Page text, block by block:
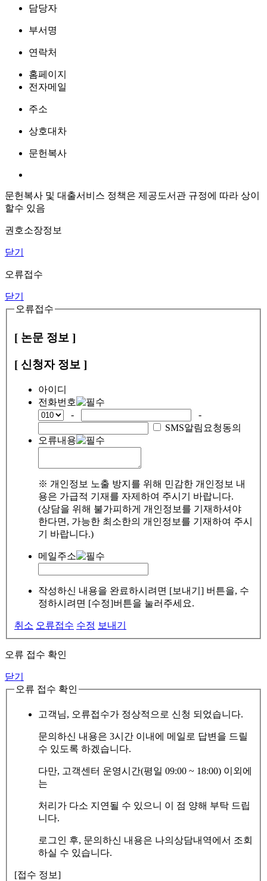
담당자
부서명
연락처
홈페이지
전자메일
주소
상호대차
문헌복사
문헌복사 및 대출서비스 정책은 제공도서관 규정에 따라 상이
할수 있음
권호소장정보
닫기
오류접수
닫기
오류접수
[ 논문 정보 ]
[ 신청자 정보 ]
아이디
전화번호
-
-
SMS알림요청동의
오류내용
※ 개인정보 노출 방지를 위해 민감한 개인정보 내
용은 가급적 기재를 자제하여 주시기 바랍니다.
(상담을 위해 불가피하게 개인정보를 기재하셔야
한다면, 가능한 최소한의 개인정보를 기재하여 주시
기 바랍니다.)
메일주소
작성하신 내용을 완료하시려면 [보내기] 버튼을, 수
정하시려면 [수정]버튼을 눌러주세요.
취소 오류접수 수정 보내기
오류 접수 확인
닫기
오류 접수 확인
고객님, 오류접수가 정상적으로 신청 되었습니다.
문의하신 내용은 3시간 이내에 메일로 답변을 드릴
수 있도록 하겠습니다.
다만, 고객센터 운영시간(평일 09:00 ~ 18:00) 이외에
는
처리가 다소 지연될 수 있으니 이 점 양해 부탁 드립
니다.
로그인 후, 문의하신 내용은 나의상담내역에서 조회
하실 수 있습니다.
[접수 정보]